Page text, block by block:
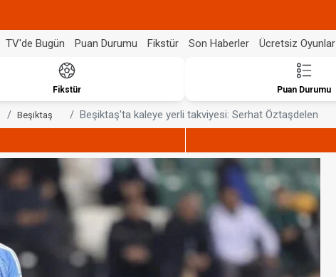
TV'de Bugün Puan Durumu Fikstür Son Haberler Ücretsiz Oyunlar
Fikstür Puan Durumu
Beşiktaş Beşiktaş'ta kaleye yerli takviyesi: Serhat Öztaşdelen